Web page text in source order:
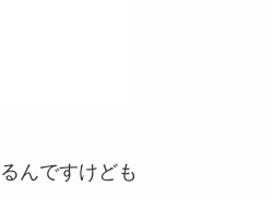
んですけども